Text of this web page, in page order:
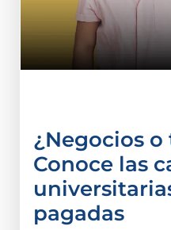
¿Negocios
Conoce las
pagadas